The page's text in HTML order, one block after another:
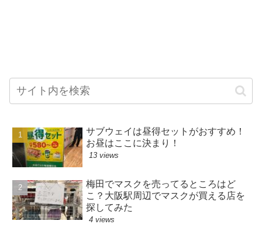
サブウェイは昼得セットがおすすめ！
お昼はここに決まり！
13 views
梅田でマスクを売ってるところはど
こ？大阪駅周辺でマスクが買える店を
探してみた
4 views